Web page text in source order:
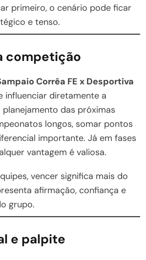
primeiro, o cenário pode ficar
e tenso.
competição
Corrêa FE x Desportiva
influenciar diretamente a
das próximas
longos, somar pontos
importante. Já em fases
vantagem é valiosa.
vencer significa mais do
afirmação, confiança e
grupo.
e palpite